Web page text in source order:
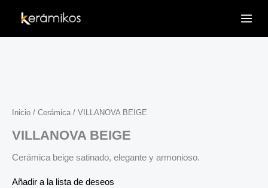
contenido
Inicio / Cerámica / VILLANOVA BEIGE
VILLANOVA BEIGE
Cerámica beige satinado, elegante y armonioso.
Añadir a la lista de deseos